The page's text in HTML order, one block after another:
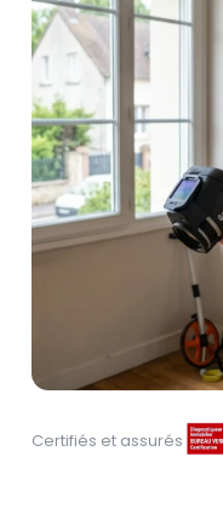
Certifiés et assurés